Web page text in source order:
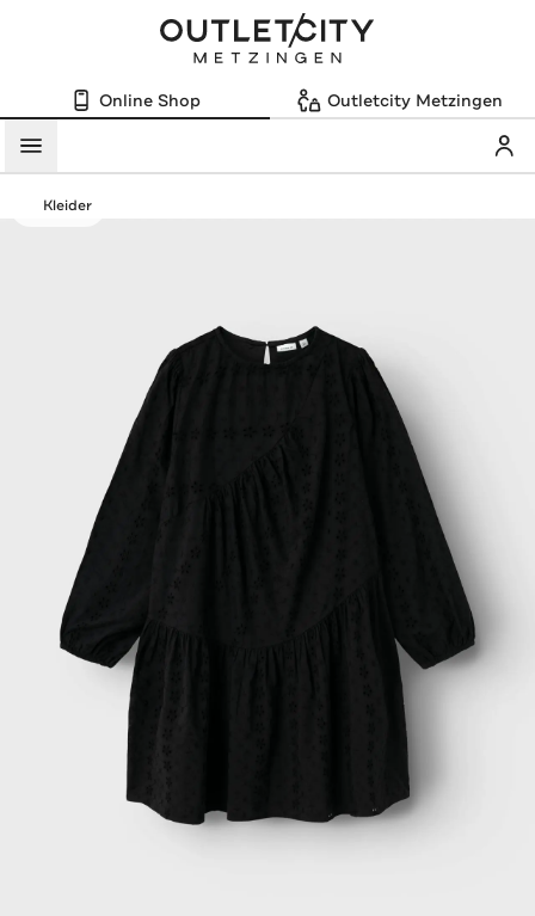
Online Shop Outletcity Metzingen
Menü
Kleider